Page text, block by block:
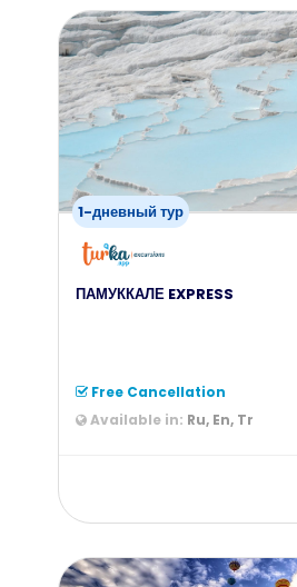
1-дневный тур
ПАМУККАЛЕ EXPRESS
Free Cancellation
Available in: Ru, En, Tr